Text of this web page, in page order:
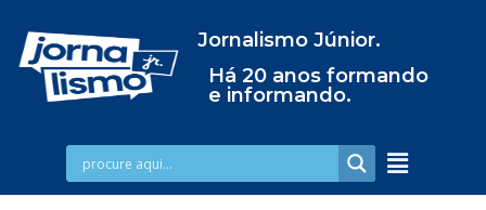
Jornalismo Júnior.
Há 20 anos formando
e informando.